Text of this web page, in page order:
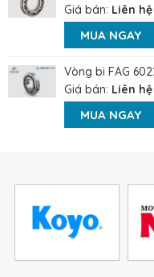
Giá bán: Liên hệ
MUA NGAY
Vòng bi FAG
Giá bán: Liên hệ
MUA NGAY